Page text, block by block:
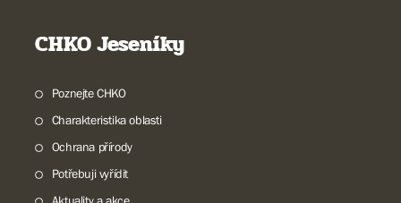
CHKO Jeseníky
Poznejte CHKO
Charakteristika oblasti
Ochrana přírody
Potřebuji vyřídit
Aktuality a akce